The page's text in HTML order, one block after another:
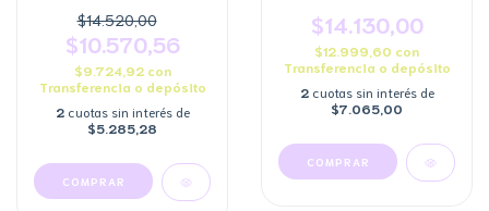
$14.520,00
$10.570,56
$9.724,92 con
Transferencia o depósito
2 cuotas sin interés de
$5.285,28
COMPRAR
$14.130,00
$12.999,60 con
Transferencia o depósito
2 cuotas sin interés de
$7.065,00